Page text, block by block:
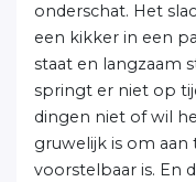
onderschat. Het
een kikker in een
staat en langzaam
springt er niet op
dingen niet of wil
gruwelijk is om
voorstelbaar is. En